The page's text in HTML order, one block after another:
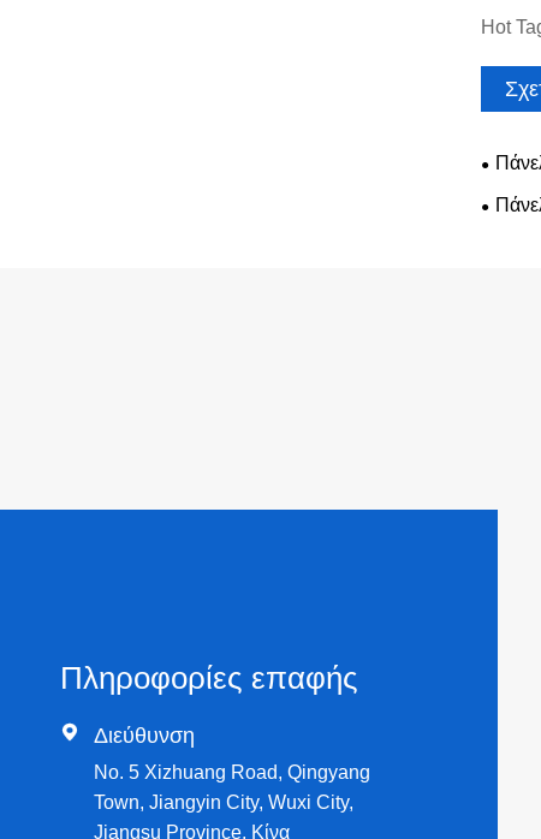
Hot
Πληροφορίες επαφής
 Διεύθυνση
No. 5 Xizhuang Road, Qingyang
Town, Jiangyin City, Wuxi City,
Jiangsu Province, Κίνα